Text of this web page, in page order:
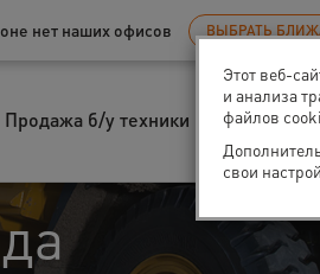
Новгород
нет наших офисов ВЫБРАТЬ
Продажа б/у техники Запчасти
Этот веб-
и анализа
файлов
свои